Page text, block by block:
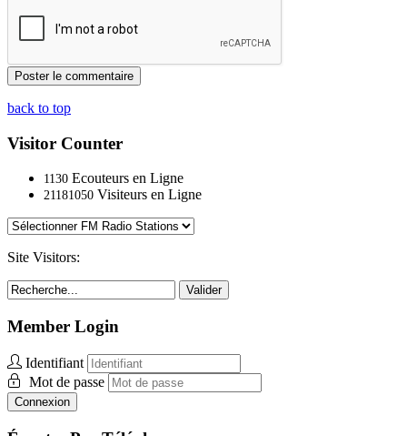
back to top
Visitor Counter
1130 Ecouteurs en Ligne
21181050 Visiteurs en Ligne
Site Visitors:
Valider
Member Login
Identifiant
Mot de passe
Connexion